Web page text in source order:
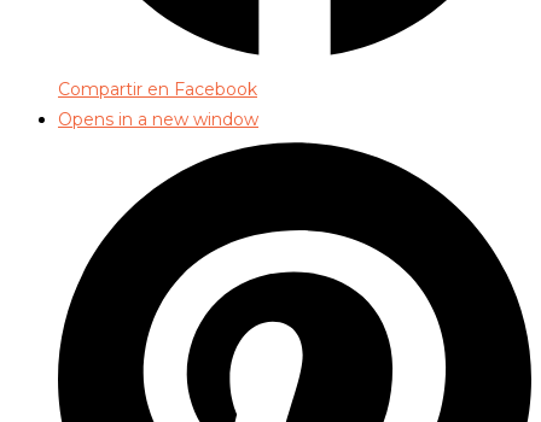
Compartir en Facebook
Opens in a new window